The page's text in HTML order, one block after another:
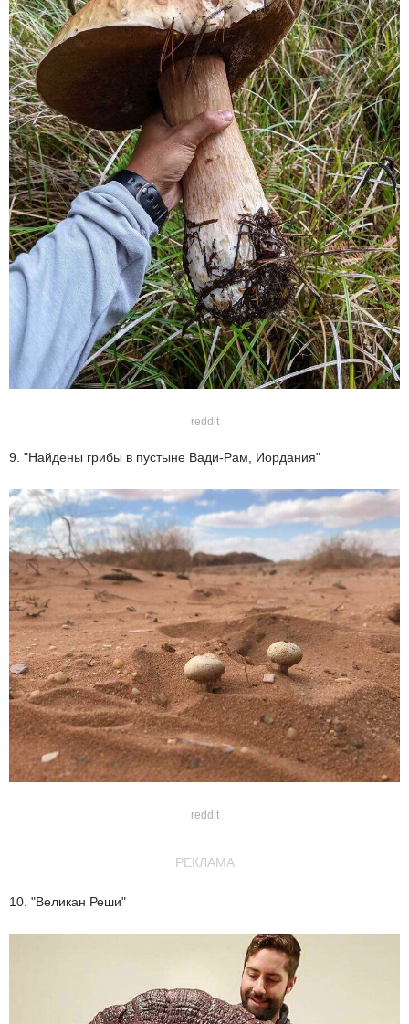
reddit
9. "Найдены грибы в пустыне Вади-Рам, Иордания"
reddit
РЕКЛАМА
10. "Великан Реши"